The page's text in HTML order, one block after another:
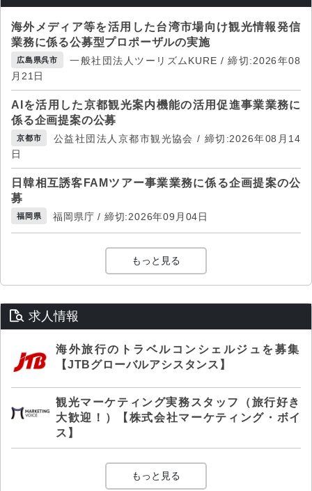
海外メディア等を活用した台湾市場向け観光情報発信
業務に係る公募型プロポーザルの実施
広島県呉市
一般社団法人ツーリズムKURE / 締切:2026年08
月21日
AIを活用した京都観光案内機能の活用促進事業業務に
係る企画提案の公募
京都市
公益社団法人京都市観光協会 / 締切:2026年08月14
日
日韓相互誘客FAMツアー事業業務に係る企画提案の公
募
福岡県 福岡県庁 / 締切:2026年09月04日
もっと見る
求人情報
海外旅行のトラベルコンシェルジュを募集
【JTBグローバルアシスタンス】
観光マーケティング実務スタッフ（旅行好き
大歓迎！）【株式会社マーケティング・ボイ
ス】
もっと見る